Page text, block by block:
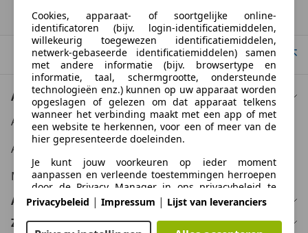
Homepage
Naar boven
Auto kopen
Auto kooptips
Auto zoektips
Meer informatie
Auto verkopen
Zakelijk
Cookies, apparaat- of soortgelijke online-
identificatoren (bijv. login-identificatiemiddelen,
willekeurig toegewezen identificatiemiddelen,
netwerk-gebaseerde identificatiemiddelen) samen
met andere informatie (bijv. browsertype en
informatie, taal, schermgrootte, ondersteunde
technologieën enz.) kunnen op uw apparaat worden
opgeslagen of gelezen om dat apparaat telkens
wanneer het verbinding maakt met een app of met
een website te herkennen, voor een of meer van de
hier gepresenteerde doeleinden.
Je kunt jouw voorkeuren op ieder moment
aanpassen en verleende toestemmingen herroepen
door de Privacy Manager in ons privacybeleid te
bezoeken.
Privacybeleid | Impressum | Lijst van leveranciers